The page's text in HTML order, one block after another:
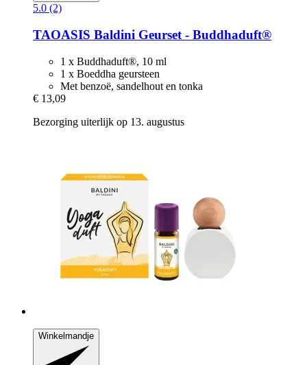
5.0 (2)
TAOASIS Baldini Geurset -​ Buddhaduft®
1 x Buddhaduft®, 10 ml
1 x Boeddha geursteen
Met benzoë, sandelhout en tonka
€ 13,09
Bezorging uiterlijk op 13. augustus
Winkelmandje